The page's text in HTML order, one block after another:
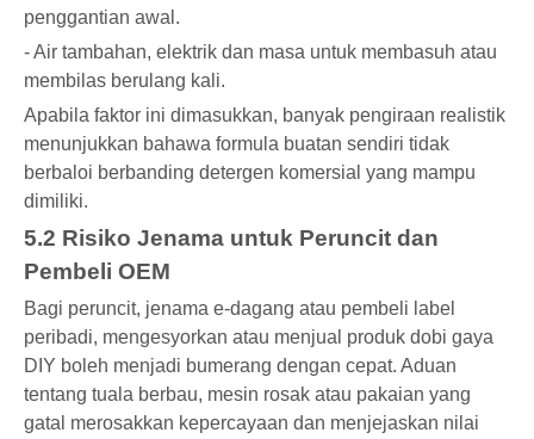
penggantian awal.
- Air tambahan, elektrik dan masa untuk membasuh atau
membilas berulang kali.
Apabila faktor ini dimasukkan, banyak pengiraan realistik
menunjukkan bahawa formula buatan sendiri tidak
berbaloi berbanding detergen komersial yang mampu
dimiliki.
5.2 Risiko Jenama untuk Peruncit dan
Pembeli OEM
Bagi peruncit, jenama e-dagang atau pembeli label
peribadi, mengesyorkan atau menjual produk dobi gaya
DIY boleh menjadi bumerang dengan cepat. Aduan
tentang tuala berbau, mesin rosak atau pakaian yang
gatal merosakkan kepercayaan dan menjejaskan nilai